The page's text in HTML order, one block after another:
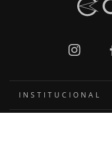
INSTITUCIONAL